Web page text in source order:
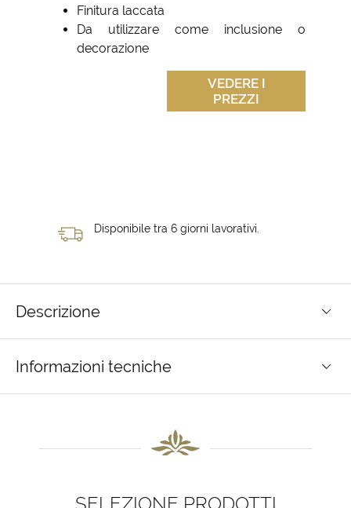
Finitura laccata
Da utilizzare come inclusione o
decorazione
VEDERE I
PREZZI
Disponibile tra 6 giorni lavorativi.
Descrizione
Informazioni tecniche